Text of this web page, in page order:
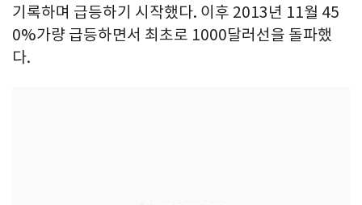
기록하며 급등하기 시작했다. 이후 2013년 11월 45
0%가량 급등하면서 최초로 1000달러선을 돌파했
다.